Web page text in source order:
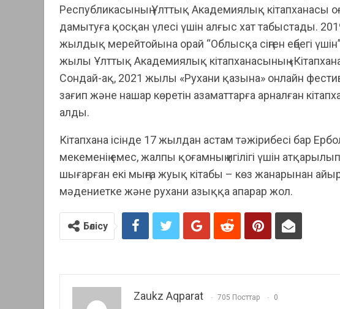
Республикасының Ұлттық Академиялық кітапханасы
дамытуға қосқан үлесі үшін алғыс хат табыстады.
жылдық мерейтойына орай “Облысқа сіңген еңбегі
жылы Ұлттық Академиялық кітапханасының «Кітапхана
Сондай-ақ, 2021 жылы «Рухани қазына» онлайн
зағип және нашар көретін азаматтарға арналған
алды.
Кітапхана ісінде 17 жылдан астам тәжірибесі бар
мекеменің емес, жалпы қоғамның игілігі үшін
шығарған екі мыңға жуық кітабы – көз жанарынан
мәдениетке және рухани азыққа апарар жол.
Бөлісу
Zaukz Aqparat 705 Посттар 0